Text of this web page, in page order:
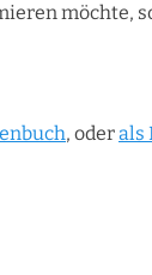
möchte,
, oderals